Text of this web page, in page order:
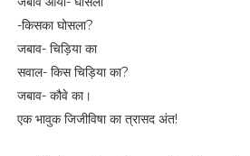
-किसका घोसला?
जबाव- चिड़िया का
सवाल- किस चिड़िया का?
जबाव- कौवे का।
एक भावुक जिजीविषा का त्रासद अंत!